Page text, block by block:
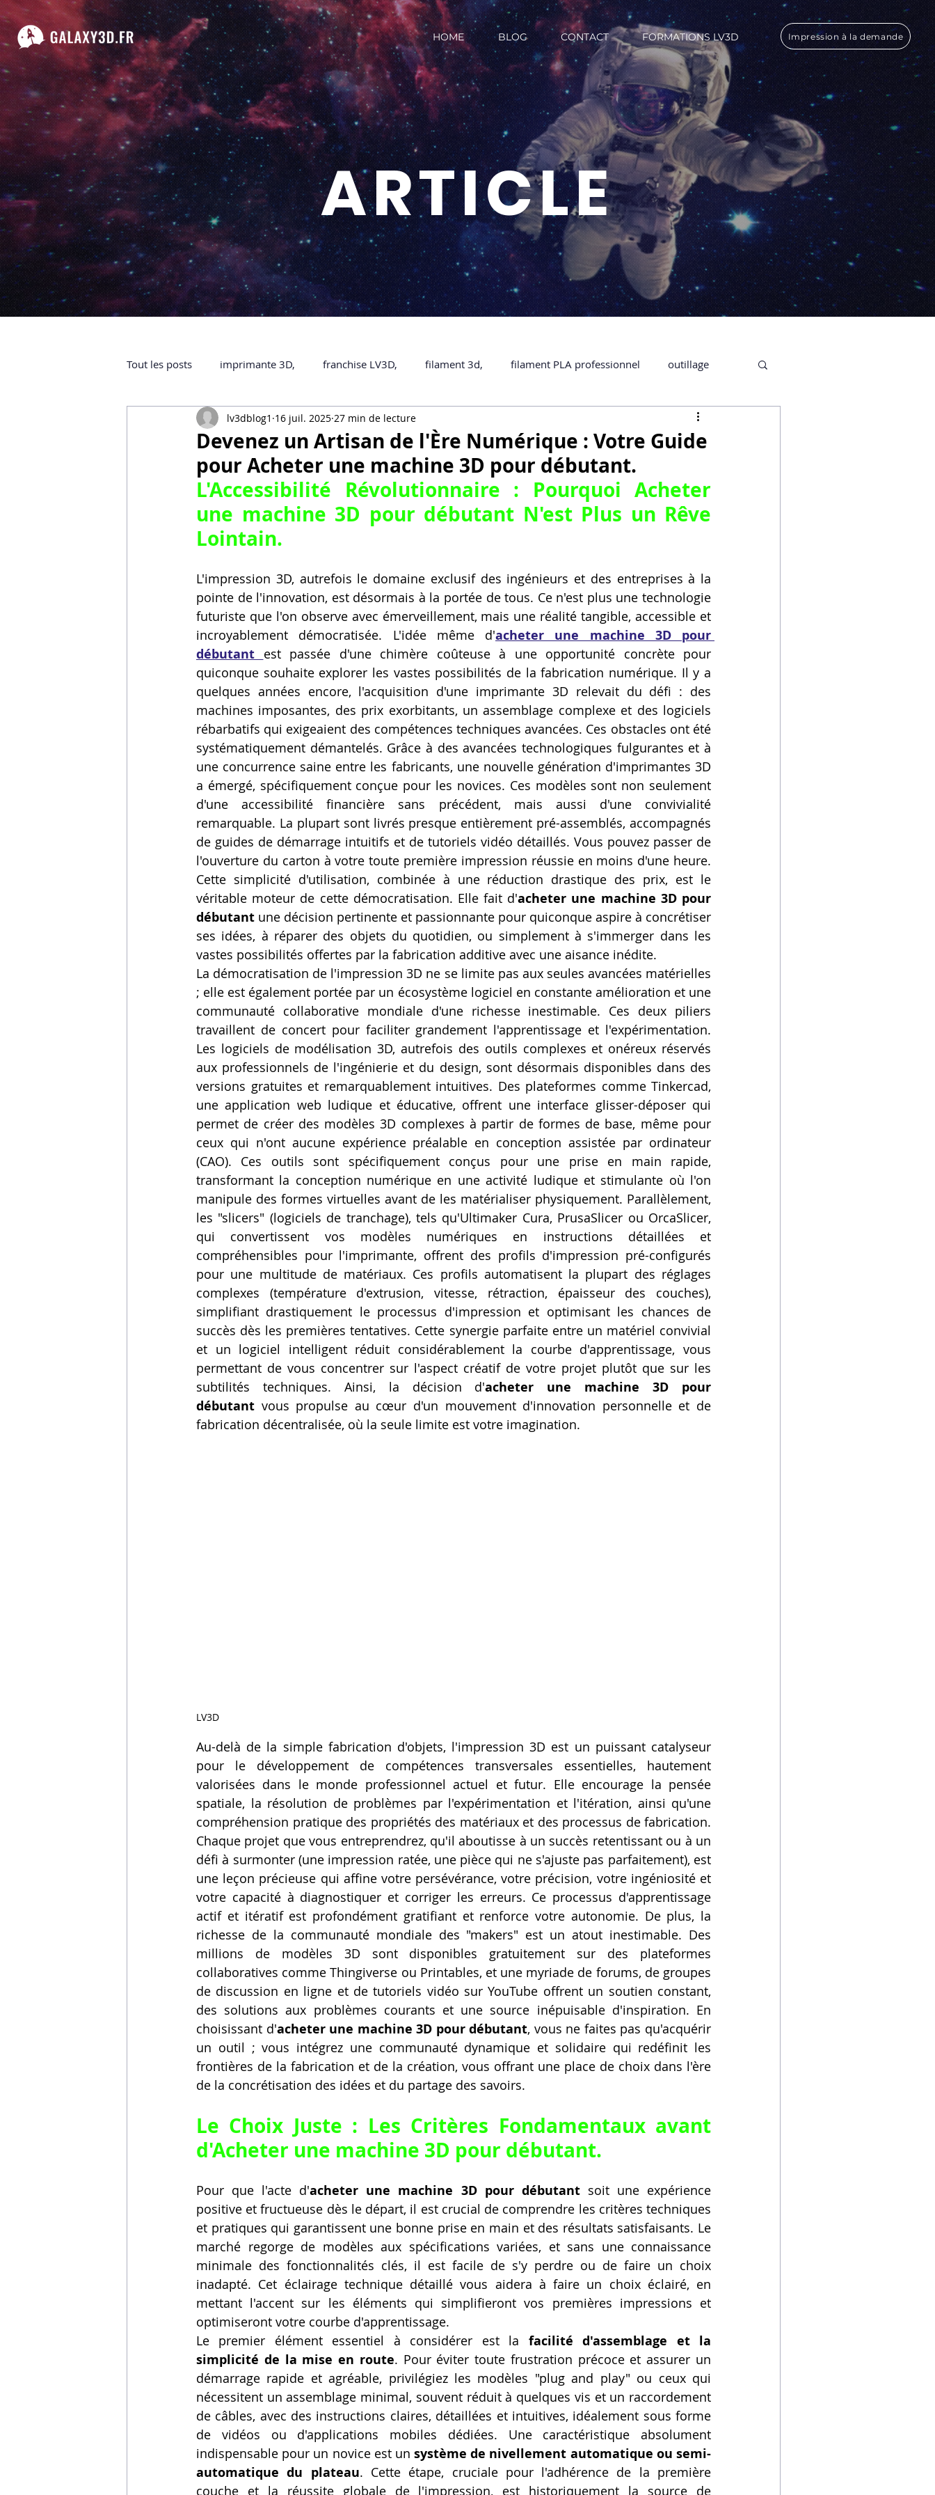
HOME BLOG CONTACT FORMATIONS LV3D Impression à la demande
ARTICLE
Tout les posts imprimante 3D, franchise LV3D, filament 3d, filament PLA professionnel outillage
impression 3D à la demande Accessoires imprimante 3D professionelle
ARTILLERY 3D Formation impression 3D SCANNER 3D impression 3D
certifiée QUALIOPI Refaire une piece en 3D
Creality Hi combo Artillery M1 Pro Filament PLA Service administratif en ligne Secrétaire en Ligne
Vidéos sur l'impression 3D, Artillery M1 pro Creality HI combo Filament PETG
Formation impresssion 3D formation CPF
Devenez un Artisan de l'Ère Numérique : Votre Guide
pour Acheter une machine 3D pour débutant.
lv3dblog1 16 juil. 2025 27 min de lecture
L'Accessibilité Révolutionnaire : Pourquoi Acheter
une machine 3D pour débutant N'est Plus un Rêve
Lointain.
L'impression 3D, autrefois le domaine exclusif des ingénieurs et des entreprises à la
pointe de l'innovation, est désormais à la portée de tous. Ce n'est plus une technologie
futuriste que l'on observe avec émerveillement, mais une réalité tangible, accessible et
incroyablement démocratisée. L'idée même d'acheter une machine 3D pour
débutant est passée d'une chimère coûteuse à une opportunité concrète pour
quiconque souhaite explorer les vastes possibilités de la fabrication numérique. Il y a
quelques années encore, l'acquisition d'une imprimante 3D relevait du défi : des
machines imposantes, des prix exorbitants, un assemblage complexe et des logiciels
rébarbatifs qui exigeaient des compétences techniques avancées. Ces obstacles ont été
systématiquement démantelés. Grâce à des avancées technologiques fulgurantes et à
une concurrence saine entre les fabricants, une nouvelle génération d'imprimantes 3D
a émergé, spécifiquement conçue pour les novices. Ces modèles sont non seulement
d'une accessibilité financière sans précédent, mais aussi d'une convivialité
remarquable. La plupart sont livrés presque entièrement pré-assemblés, accompagnés
de guides de démarrage intuitifs et de tutoriels vidéo détaillés. Vous pouvez passer de
l'ouverture du carton à votre toute première impression réussie en moins d'une heure.
Cette simplicité d'utilisation, combinée à une réduction drastique des prix, est le
véritable moteur de cette démocratisation. Elle fait d'acheter une machine 3D pour
débutant une décision pertinente et passionnante pour quiconque aspire à concrétiser
ses idées, à réparer des objets du quotidien, ou simplement à s'immerger dans les
vastes possibilités offertes par la fabrication additive avec une aisance inédite.
La démocratisation de l'impression 3D ne se limite pas aux seules avancées matérielles
; elle est également portée par un écosystème logiciel en constante amélioration et une
communauté collaborative mondiale d'une richesse inestimable. Ces deux piliers
travaillent de concert pour faciliter grandement l'apprentissage et l'expérimentation.
Les logiciels de modélisation 3D, autrefois des outils complexes et onéreux réservés
aux professionnels de l'ingénierie et du design, sont désormais disponibles dans des
versions gratuites et remarquablement intuitives. Des plateformes comme Tinkercad,
une application web ludique et éducative, offrent une interface glisser-déposer qui
permet de créer des modèles 3D complexes à partir de formes de base, même pour
ceux qui n'ont aucune expérience préalable en conception assistée par ordinateur
(CAO). Ces outils sont spécifiquement conçus pour une prise en main rapide,
transformant la conception numérique en une activité ludique et stimulante où l'on
manipule des formes virtuelles avant de les matérialiser physiquement. Parallèlement,
les "slicers" (logiciels de tranchage), tels qu'Ultimaker Cura, PrusaSlicer ou OrcaSlicer,
qui convertissent vos modèles numériques en instructions détaillées et
compréhensibles pour l'imprimante, offrent des profils d'impression pré-configurés
pour une multitude de matériaux. Ces profils automatisent la plupart des réglages
complexes (température d'extrusion, vitesse, rétraction, épaisseur des couches),
simplifiant drastiquement le processus d'impression et optimisant les chances de
succès dès les premières tentatives. Cette synergie parfaite entre un matériel convivial
et un logiciel intelligent réduit considérablement la courbe d'apprentissage, vous
permettant de vous concentrer sur l'aspect créatif de votre projet plutôt que sur les
subtilités techniques. Ainsi, la décision d'acheter une machine 3D pour
débutant vous propulse au cœur d'un mouvement d'innovation personnelle et de
fabrication décentralisée, où la seule limite est votre imagination.
LV3D
Au-delà de la simple fabrication d'objets, l'impression 3D est un puissant catalyseur
pour le développement de compétences transversales essentielles, hautement
valorisées dans le monde professionnel actuel et futur. Elle encourage la pensée
spatiale, la résolution de problèmes par l'expérimentation et l'itération, ainsi qu'une
compréhension pratique des propriétés des matériaux et des processus de fabrication.
Chaque projet que vous entreprendrez, qu'il aboutisse à un succès retentissant ou à un
défi à surmonter (une impression ratée, une pièce qui ne s'ajuste pas parfaitement), est
une leçon précieuse qui affine votre persévérance, votre précision, votre ingéniosité et
votre capacité à diagnostiquer et corriger les erreurs. Ce processus d'apprentissage
actif et itératif est profondément gratifiant et renforce votre autonomie. De plus, la
richesse de la communauté mondiale des "makers" est un atout inestimable. Des
millions de modèles 3D sont disponibles gratuitement sur des plateformes
collaboratives comme Thingiverse ou Printables, et une myriade de forums, de groupes
de discussion en ligne et de tutoriels vidéo sur YouTube offrent un soutien constant,
des solutions aux problèmes courants et une source inépuisable d'inspiration. En
choisissant d'acheter une machine 3D pour débutant, vous ne faites pas qu'acquérir
un outil ; vous intégrez une communauté dynamique et solidaire qui redéfinit les
frontières de la fabrication et de la création, vous offrant une place de choix dans l'ère
de la concrétisation des idées et du partage des savoirs.
Le Choix Juste : Les Critères Fondamentaux avant
d'Acheter une machine 3D pour débutant.
Pour que l'acte d'acheter une machine 3D pour débutant soit une expérience
positive et fructueuse dès le départ, il est crucial de comprendre les critères techniques
et pratiques qui garantissent une bonne prise en main et des résultats satisfaisants. Le
marché regorge de modèles aux spécifications variées, et sans une connaissance
minimale des fonctionnalités clés, il est facile de s'y perdre ou de faire un choix
inadapté. Cet éclairage technique détaillé vous aidera à faire un choix éclairé, en
mettant l'accent sur les éléments qui simplifieront vos premières impressions et
optimiseront votre courbe d'apprentissage.
Le premier élément essentiel à considérer est la facilité d'assemblage et la
simplicité de la mise en route. Pour éviter toute frustration précoce et assurer un
démarrage rapide et agréable, privilégiez les modèles "plug and play" ou ceux qui
nécessitent un assemblage minimal, souvent réduit à quelques vis et un raccordement
de câbles, avec des instructions claires, détaillées et intuitives, idéalement sous forme
de vidéos ou d'applications mobiles dédiées. Une caractéristique absolument
indispensable pour un novice est un système de nivellement automatique ou semi-
automatique du plateau. Cette étape, cruciale pour l'adhérence de la première
couche et la réussite globale de l'impression, est historiquement la source de